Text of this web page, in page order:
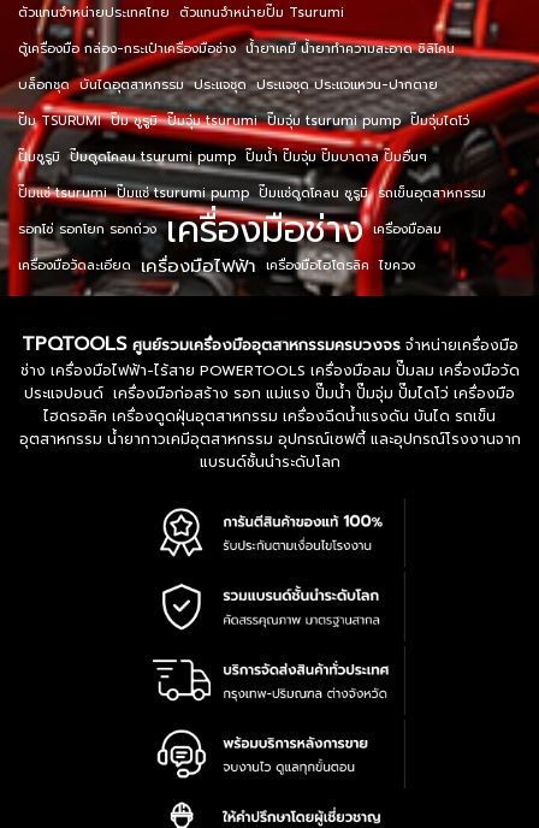
ตัวแทนจำหน่ายประเทศไทย ตัวแทนจำหน่ายปั๊ม Tsurumi
ตู้เครื่องมือ กล่อง-กระเป๋าเครื่องมือช่าง น้ำยาเคมี น้ำยาทำความสะอาด ซิลิโคน
บล็อกชุด บันไดอุตสาหกรรม ประแจชุด ประแจชุด ประแจแหวน-ปากตาย
ปั๊ม TSURUMI ปั๊ม ซูรูมิ ปั๊มจุ่ม tsurumi ปั๊มจุ่ม tsurumi pump ปั๊มจุ่มไดโว่
ปั๊มซูรูมิ ปั๊มดูดโคลน tsurumi pump ปั๊มน้ำ ปั๊มจุ่ม ปั๊มบาดาล ปั๊มอื่นๆ
ปั๊มแช่ tsurumi ปั๊มแช่ tsurumi pump ปั๊มแช่ดูดโคลน ซูรูมิ รถเข็นอุตสาหกรรม
รอกโซ่ รอกโยก รอกถ่วง เครื่องมือช่าง เครื่องมือลม
เครื่องมือวัดละเอียด เครื่องมือไฟฟ้า เครื่องมือไฮโดรลิค ไขควง
TPQTOOLS ศูนย์รวมเครื่องมืออุตสาหกรรมครบวงจรจำหน่ายเครื่องมือ
ช่าง เครื่องมือไฟฟ้า-ไร้สาย POWERTOOLS เครื่องมือลม ปั๊มลม เครื่องมือวัด
ประแจปอนด์ เครื่องมือก่อสร้าง รอก แม่แรง ปั๊มน้ำ ปั๊มจุ่ม ปั๊มไดโว่ เครื่องมือ
ไฮดรอลิค เครื่องดูดฝุ่นอุตสาหกรรม เครื่องฉีดน้ำแรงดัน บันได รถเข็น
อุตสาหกรรม น้ำยากาวเคมีอุตสาหกรรม อุปกรณ์เซฟตี้ และอุปกรณ์โรงงานจาก
แบรนด์ชั้นนำระดับโลก